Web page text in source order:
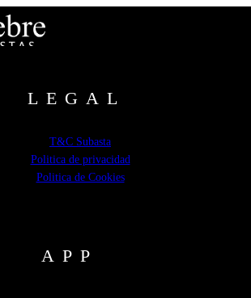
LEGAL
T&C Subasta
Politica de privacidad
Politica de Cookies
APP